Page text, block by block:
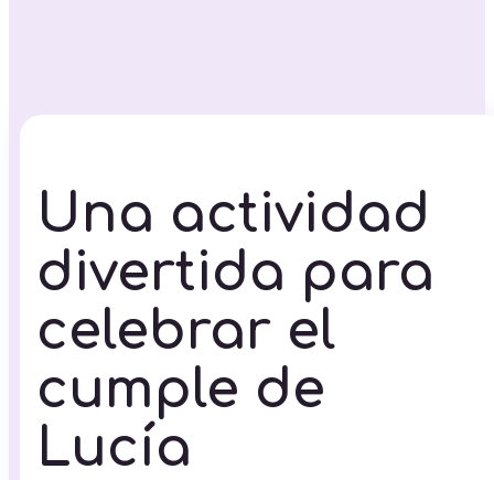
Una actividad
divertida para
celebrar el
cumple de
Lucía